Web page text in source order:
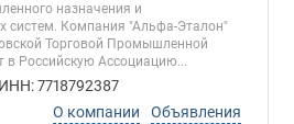
назначения и
систем. Компания "Альфа-Эталон"
Торговой Промышленной
в Российскую Ассоциацию...
7718792387
О компании
Объявления